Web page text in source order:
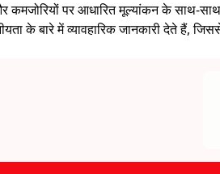
कमजोरियों पर आधारित मूल्यांकन के साथ-
बारे में व्यावहारिक जानकारी देते हैं,